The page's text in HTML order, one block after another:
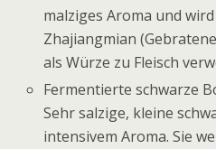
malziges Aroma und
Zhajiangmian
als Würze zu Fleisch
Fermentierte schwarze
Sehr salzige, kleine
intensivem Aroma. Sie